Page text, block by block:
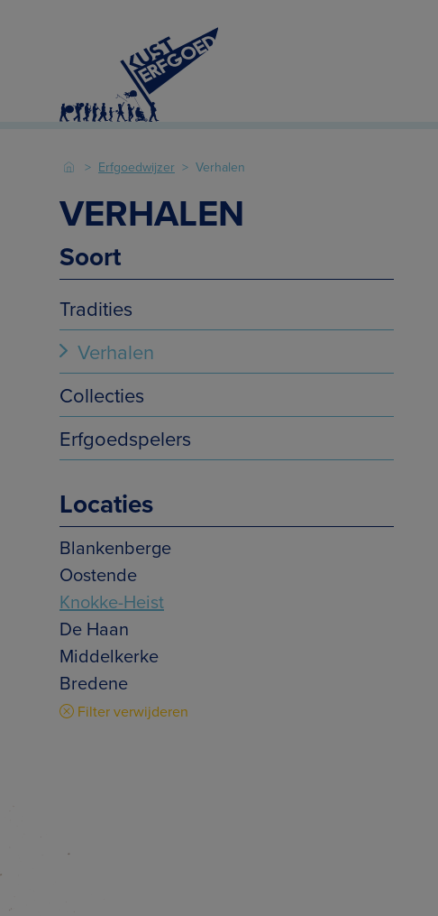
Erfgoedwijzer Verhalen
VERHALEN
Soort
Tradities
Verhalen
Collecties
Erfgoedspelers
Locaties
Blankenberge
Oostende
Knokke-Heist
De Haan
Middelkerke
Bredene
Filter verwijderen